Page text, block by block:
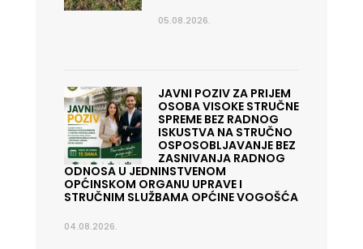
05.08.2026.
JAVNI POZIV ZA PRIJEM
OSOBA VISOKE STRUČNE
SPREME BEZ RADNOG
ISKUSTVA NA STRUČNO
OSPOSOBLJAVANJE BEZ
ZASNIVANJA RADNOG
ODNOSA U JEDNINSTVENOM
OPĆINSKOM ORGANU UPRAVE I
STRUČNIM SLUŽBAMA OPĆINE VOGOŠĆA
04.08.2026.